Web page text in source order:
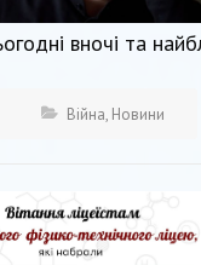
вночі та
Війна, Новини